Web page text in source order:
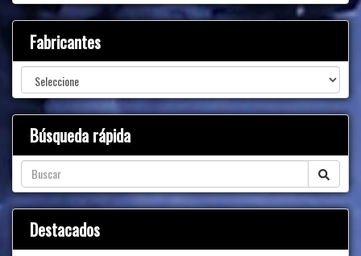
Fabricantes
Búsqueda rápida
Destacados